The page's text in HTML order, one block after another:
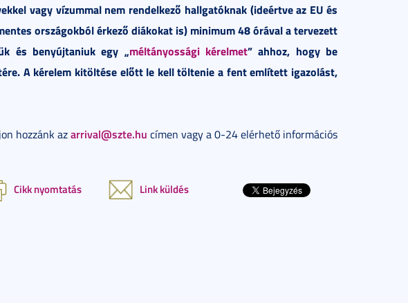
vagy vízummal nem rendelkező hallgatóknak (ideértve az EU és
országokból érkező diákokat is) minimum 48 órával a tervezett
és benyújtaniuk egy „méltányossági kérelmet” ahhoz, hogy be
A kérelem kitöltése előtt le kell töltenie a fent említett igazolást,
hozzánk azarrival@szte.hu címen vagy a 0-24 elérhető információs
Cikk nyomtatás Link küldés